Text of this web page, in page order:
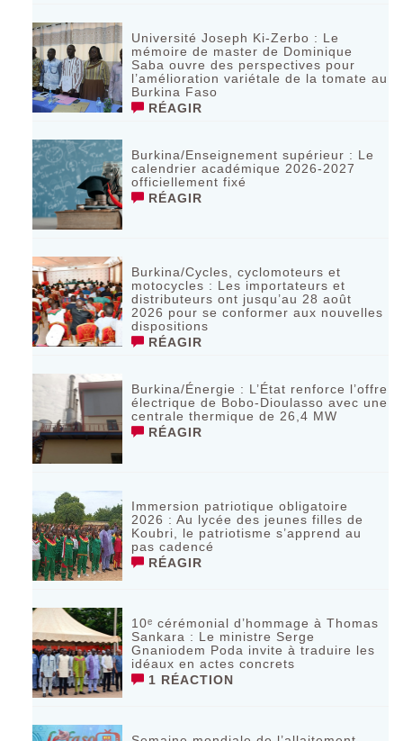
Université Joseph Ki-Zerbo : Le
mémoire de master de Dominique
Saba ouvre des perspectives pour
l’amélioration variétale de la tomate au
Burkina Faso
RÉAGIR
Burkina/Enseignement supérieur : Le
calendrier académique 2026-2027
officiellement fixé
RÉAGIR
Burkina/Cycles, cyclomoteurs et
motocycles : Les importateurs et
distributeurs ont jusqu’au 28 août
2026 pour se conformer aux nouvelles
dispositions
RÉAGIR
Burkina/Énergie : L’État renforce l’offre
électrique de Bobo-Dioulasso avec une
centrale thermique de 26,4 MW
RÉAGIR
Immersion patriotique obligatoire
2026 : Au lycée des jeunes filles de
Koubri, le patriotisme s’apprend au
pas cadencé
RÉAGIR
10ᵉ cérémonial d’hommage à Thomas
Sankara : Le ministre Serge
Gnaniodem Poda invite à traduire les
idéaux en actes concrets
1 RÉACTION